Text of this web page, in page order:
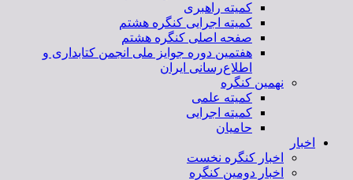
کمیته راهبری
کمیته اجرایی کنگره هشتم
صفحه اصلی کنگره هشتم
هفتمین دوره جوایز ملی انجمن کتابداری و
اطلاع‌رسانی ایران
نهمین کنگره
کمیته علمی
کمیته اجرایی
حامیان
اخبار
اخبار کنگره نخست
اخبار دومین کنگره